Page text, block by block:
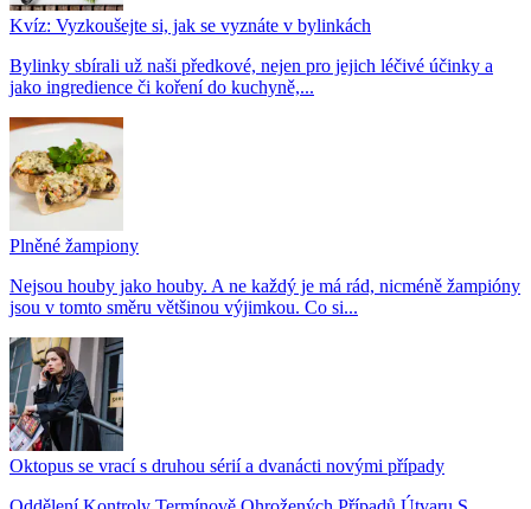
Kvíz: Vyzkoušejte si, jak se vyznáte v bylinkách
Bylinky sbírali už naši předkové, nejen pro jejich léčivé účinky a
jako ingredience či koření do kuchyně,...
Plněné žampiony
Nejsou houby jako houby. A ne každý je má rád, nicméně žampióny
jsou v tomto směru většinou výjimkou. Co si...
Oktopus se vrací s druhou sérií a dvanácti novými případy